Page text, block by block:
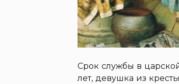
Срок службы в
лет, девушка из